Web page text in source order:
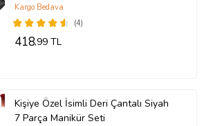
(4)
Kargo Bedava
418,99 TL
Kişiye Özel İsimli Deri Çantalı Siyah
7 Parça Manikür Seti